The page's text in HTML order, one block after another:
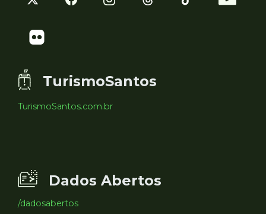
TurismoSantos
TurismoSantos.com.br
Dados Abertos
/dadosabertos